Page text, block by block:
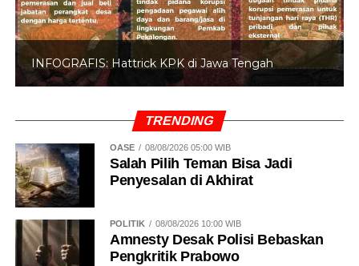
INFOGRAFIS: 5 Anggota DPR Dinonaktifkan
TRENDING
OASE 08/08/2026 05:00 WIB
Salah Pilih Teman Bisa Jadi
Penyesalan di Akhirat
POLITIK 08/08/2026 10:00 WIB
Amnesty Desak Polisi Bebaskan
Pengkritik Prabowo